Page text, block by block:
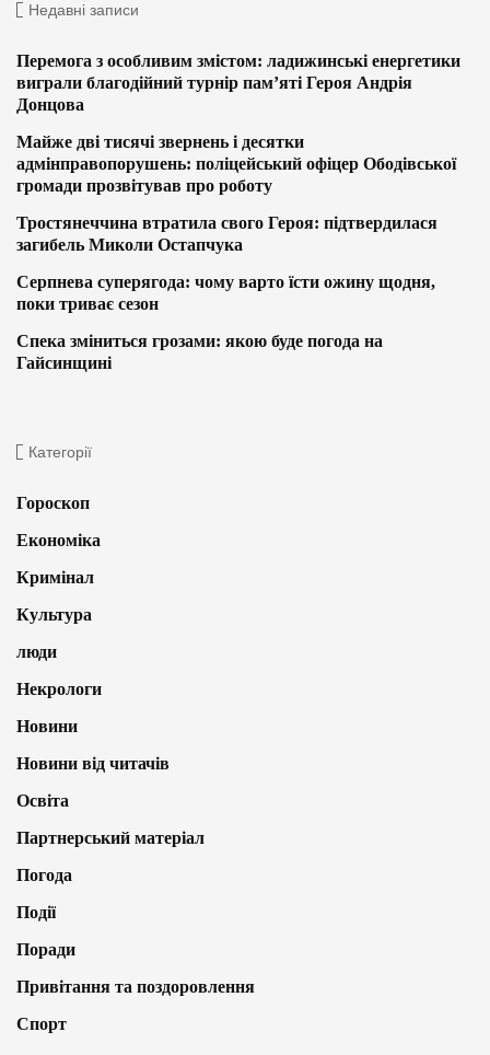
Недавні записи
Перемога з особливим змістом: ладижинські енергетики
виграли благодійний турнір пам’яті Героя Андрія
Донцова
Майже дві тисячі звернень і десятки
адмінправопорушень: поліцейський офіцер Ободівської
громади прозвітував про роботу
Тростянеччина втратила свого Героя: підтвердилася
загибель Миколи Остапчука
Серпнева суперягода: чому варто їсти ожину щодня,
поки триває сезон
Спека зміниться грозами: якою буде погода на
Гайсинщині
Категорії
Гороскоп
Економіка
Кримінал
Культура
люди
Некрологи
Новини
Новини від читачів
Освіта
Партнерський матеріал
Погода
Події
Поради
Привітання та поздоровлення
Спорт